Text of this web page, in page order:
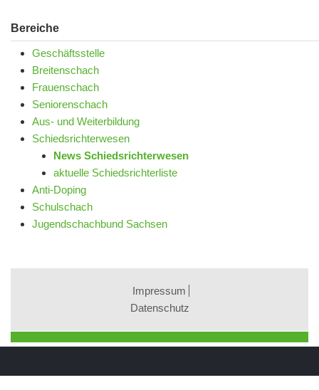
Bereiche
Geschäftsstelle
Breitenschach
Frauenschach
Seniorenschach
Aus- und Weiterbildung
Schiedsrichterwesen
News Schiedsrichterwesen
aktuelle Schiedsrichterliste
Anti-Doping
Schulschach
Jugendschachbund Sachsen
Impressum
Datenschutz